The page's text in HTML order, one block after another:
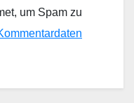
um Spam zu